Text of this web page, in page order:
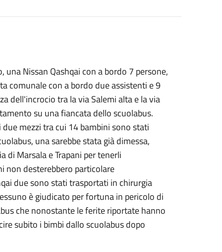
Nissan Qashqai con a bordo 7 persone,
comunale con a bordo due assistenti e 9
dell'incrocio tra la via Salemi alta e la via
su una fiancata dello scuolabus.
mezzi tra cui 14 bambini sono stati
una sarebbe stata già dimessa,
Marsala e Trapani per tenerli
non desterebbero particolare
due sono stati trasportati in chirurgia
è giudicato per fortuna in pericolo di
che nonostante le ferite riportate hanno
subito i bimbi dallo scuolabus dopo